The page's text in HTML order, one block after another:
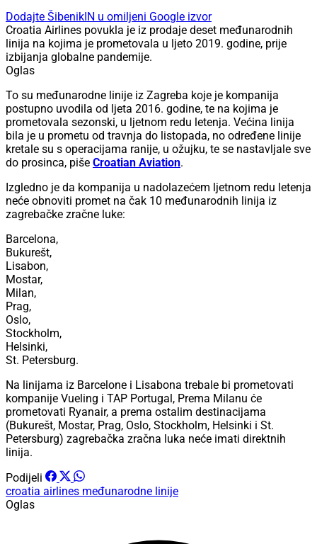
Dodajte ŠibenikIN u omiljeni Google izvor
Croatia Airlines povukla je iz prodaje deset međunarodnih
linija na kojima je prometovala u ljeto 2019. godine, prije
izbijanja globalne pandemije.
Oglas
To su međunarodne linije iz Zagreba koje je kompanija
postupno uvodila od ljeta 2016. godine, te na kojima je
prometovala sezonski, u ljetnom redu letenja. Većina linija
bila je u prometu od travnja do listopada, no određene linije
kretale su s operacijama ranije, u ožujku, te se nastavljale sve
do prosinca, piše Croatian Aviation.
Izgledno je da kompanija u nadolazećem ljetnom redu letenja
neće obnoviti promet na čak 10 međunarodnih linija iz
zagrebačke zračne luke:
Barcelona,
Bukurešt,
Lisabon,
Mostar,
Milan,
Prag,
Oslo,
Stockholm,
Helsinki,
St. Petersburg.
Na linijama iz Barcelone i Lisabona trebale bi prometovati
kompanije Vueling i TAP Portugal, Prema Milanu će
prometovati Ryanair, a prema ostalim destinacijama
(Bukurešt, Mostar, Prag, Oslo, Stockholm, Helsinki i St.
Petersburg) zagrebačka zračna luka neće imati direktnih
linija.
Podijeli
croatia airlines međunarodne linije
Oglas